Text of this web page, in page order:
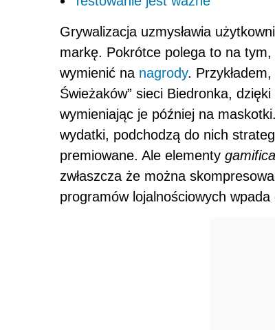
Grywalizacja uzmysławia
markę. Pokrótce polega to na
wymienić na nagrody.
Świeżaków” sieci Biedronka,
wymieniając je później na
wydatki, podchodzą do nich
premiowane. Ale elementy
zwłaszcza że można
programów lojalnościowych